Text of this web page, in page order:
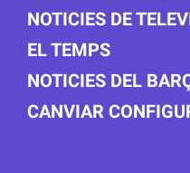
NOTICIES DE
EL TEMPS
NOTICIES DEL
CANVIAR